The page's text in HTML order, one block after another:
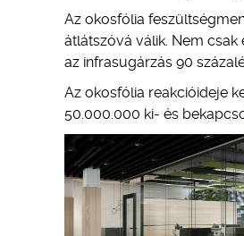
Az okosfólia
átlátszóvá válik. Nem csak
az infrasugárzás 90
Az okosfólia reakcióideje
50.000.000 ki- és